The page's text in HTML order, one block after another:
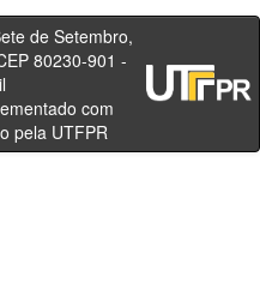
Setembro,
80230-901 -
- Brasil
com
pela UTFPR